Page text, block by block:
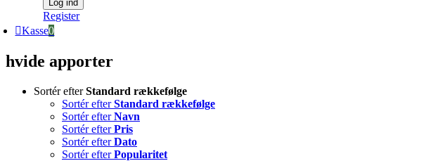
Register
Kasse0
hvide apporter
Sortér efterStandard rækkefølge
Sortér efterStandard rækkefølge
Sortér efterNavn
Sortér efterPris
Sortér efterDato
Sortér efterPopularitet